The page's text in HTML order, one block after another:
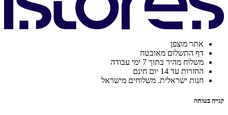
אתר מוצפן
דף התשלום מאובטח
משלוח מהיר בתוך 7 ימי עבודה
החזרות עד 14 יום חינם
חנות ישראלית. משלוחים מישראל
קנייה בטוחה